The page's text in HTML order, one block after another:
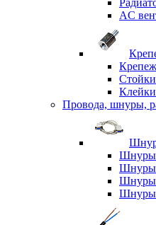
AC
Провода, шнуры,
Шнуры
Шнуры
Шнуры
Шнуры